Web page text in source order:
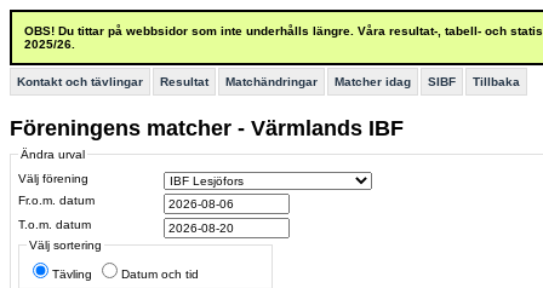
OBS! Du tittar på webbsidor som inte underhålls längre. Våra resultat-, tabell- och
2025/26.
Kontakt och tävlingar Resultat Matchändringar Matcher idag SIBF Tillbaka
Föreningens matcher - Värmlands IBF
Ändra urval
Välj förening
Fr.o.m. datum
T.o.m. datum
Välj sortering
Tävling Datum och tid